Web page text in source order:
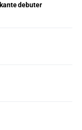
debuter